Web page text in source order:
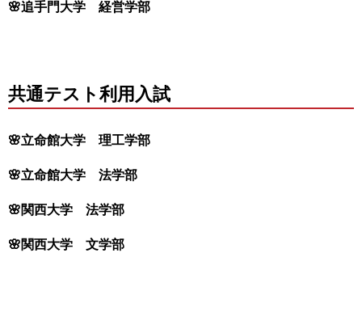
🌸追手門大学 経営学部
共通テスト利用入試
🌸立命館大学 理工学部
🌸立命館大学 法学部
🌸関西大学 法学部
🌸関西大学 文学部